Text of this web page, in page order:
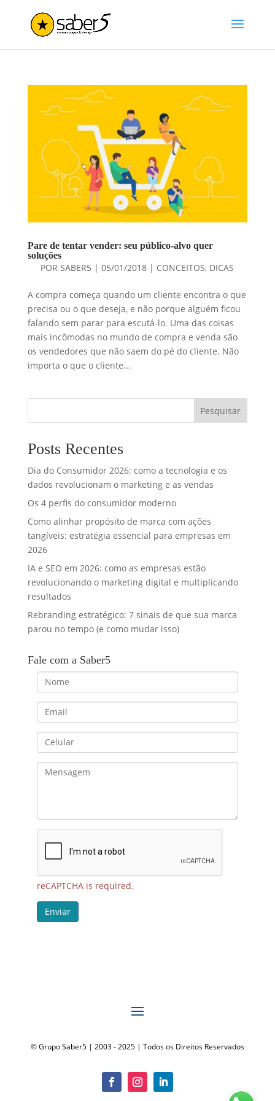
Pare de tentar vender: seu público-alvo quer
soluções
PORSABER5 |05/01/2018 | CONCEITOS, DICAS
A compra começa quando um cliente encontra o que
precisa ou o que deseja, e não porque alguém ficou
falando sem parar para escutá-lo. Uma das coisas
mais incômodas no mundo de compra e venda são
os vendedores que não saem do pé do cliente. Não
importa o que o cliente...
Pesquisar
Posts Recentes
Dia do Consumidor 2026: como a tecnologia e os
dados revolucionam o marketing e as vendas
Os 4 perfis do consumidor moderno
Como alinhar propósito de marca com ações
tangíveis: estratégia essencial para empresas em
2026
IA e SEO em 2026: como as empresas estão
revolucionando o marketing digital e multiplicando
resultados
Rebranding estratégico: 7 sinais de que sua marca
parou no tempo (e como mudar isso)
Fale com a Saber5
reCAPTCHA is required.
Enviar
© Grupo Saber5 | 2003 - 2025 | Todos os Direitos Reservados